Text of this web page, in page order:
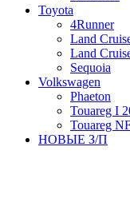
Toyota
4Runner
Land
Land
Sequoia
Volkswagen
Phaeton
Touareg I
Touareg
НОВЫЕ З/П